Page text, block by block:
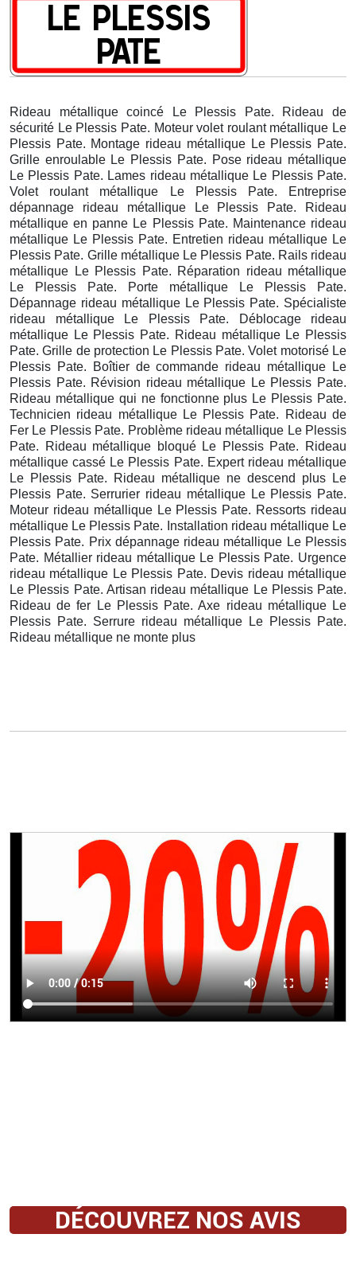
Rideau métallique coincé Le Plessis Pate. Rideau de
sécurité Le Plessis Pate. Moteur volet roulant métallique Le
Plessis Pate. Montage rideau métallique Le Plessis Pate.
Grille enroulable Le Plessis Pate. Pose rideau métallique
Le Plessis Pate. Lames rideau métallique Le Plessis Pate.
Volet roulant métallique Le Plessis Pate. Entreprise
dépannage rideau métallique Le Plessis Pate. Rideau
métallique en panne Le Plessis Pate. Maintenance rideau
métallique Le Plessis Pate. Entretien rideau métallique Le
Plessis Pate. Grille métallique Le Plessis Pate. Rails rideau
métallique Le Plessis Pate. Réparation rideau métallique
Le Plessis Pate. Porte métallique Le Plessis Pate.
Dépannage rideau métallique Le Plessis Pate. Spécialiste
rideau métallique Le Plessis Pate. Déblocage rideau
métallique Le Plessis Pate. Rideau métallique Le Plessis
Pate. Grille de protection Le Plessis Pate. Volet motorisé Le
Plessis Pate. Boîtier de commande rideau métallique Le
Plessis Pate. Révision rideau métallique Le Plessis Pate.
Rideau métallique qui ne fonctionne plus Le Plessis Pate.
Technicien rideau métallique Le Plessis Pate. Rideau de
Fer Le Plessis Pate. Problème rideau métallique Le Plessis
Pate. Rideau métallique bloqué Le Plessis Pate. Rideau
métallique cassé Le Plessis Pate. Expert rideau métallique
Le Plessis Pate. Rideau métallique ne descend plus Le
Plessis Pate. Serrurier rideau métallique Le Plessis Pate.
Moteur rideau métallique Le Plessis Pate. Ressorts rideau
métallique Le Plessis Pate. Installation rideau métallique Le
Plessis Pate. Prix dépannage rideau métallique Le Plessis
Pate. Métallier rideau métallique Le Plessis Pate. Urgence
rideau métallique Le Plessis Pate. Devis rideau métallique
Le Plessis Pate. Artisan rideau métallique Le Plessis Pate.
Rideau de fer Le Plessis Pate. Axe rideau métallique Le
Plessis Pate. Serrure rideau métallique Le Plessis Pate.
Rideau métallique ne monte plus
DÉCOUVREZ NOS AVIS